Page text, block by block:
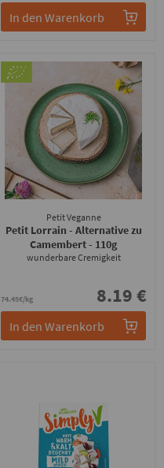
In den Warenkorb
Petit Veganne
Petit Lorrain - Alternative zu
Camembert- 110g
wunderbare Cremigkeit
74.45€/kg 8.19 €
In den Warenkorb